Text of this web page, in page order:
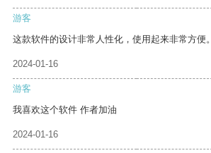
游客
这款软件的设计非常人性化，使用起来非常方便。
2024-01-16
游客
我喜欢这个软件 作者加油
2024-01-16